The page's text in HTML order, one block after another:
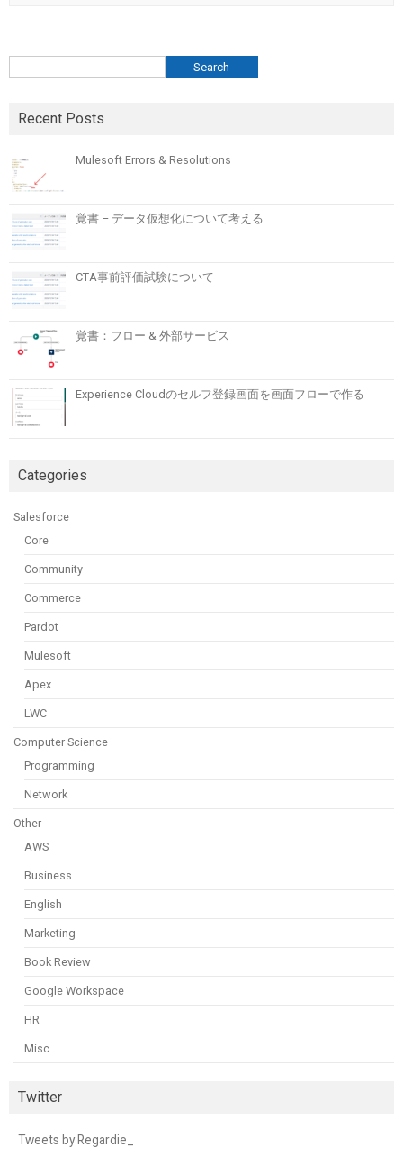
検索
Search
Recent Posts
Mulesoft Errors & Resolutions
覚書 – データ仮想化について考える
CTA事前評価試験について
覚書：フロー & 外部サービス
Experience Cloudのセルフ登録画面を画面フローで作る
Categories
Salesforce
Core
Community
Commerce
Pardot
Mulesoft
Apex
LWC
Computer Science
Programming
Network
Other
AWS
Business
English
Marketing
Book Review
Google Workspace
HR
Misc
Twitter
Tweets by Regardie_